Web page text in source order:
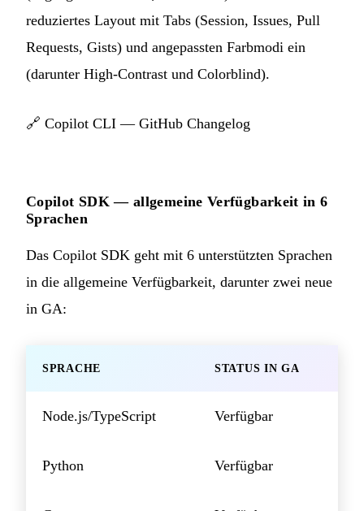
reduziertes Layout mit Tabs (Session, Issues, Pull
Requests, Gists) und angepassten Farbmodi ein
(darunter High-Contrast und Colorblind).
🔗 Copilot CLI — GitHub Changelog
Copilot SDK — allgemeine Verfügbarkeit in 6
Sprachen
Das Copilot SDK geht mit 6 unterstützten Sprachen
in die allgemeine Verfügbarkeit, darunter zwei neue
in GA:
SPRACHE STATUS IN GA
Node.js/TypeScript Verfügbar
Python Verfügbar